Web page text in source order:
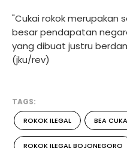
"Cukai rokok merupakan
besar pendapatan
yang dibuat justru
(jku/rev)
TAGS:
ROKOK ILEGAL BEA
ROKOK ILEGAL BOJONEGORO